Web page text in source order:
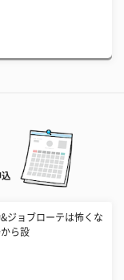
込
&ジョブローテは怖くな
ら設